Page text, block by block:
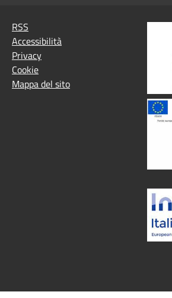
RSS
Accessibilità
Privacy
Cookie
Mappa del sito